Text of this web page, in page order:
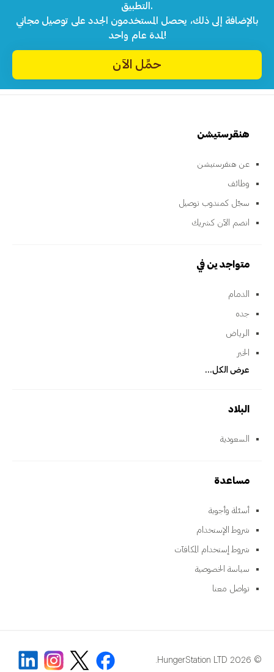
التطبيق.
بالإضافة إلى ذلك، يحصل المستخدمون الجدد على توصيل مجاني
لمدة عام واحد!
حمِّل الآن
هنقرستيشن
عن هنقرستيشن
وظائف
سجّل كمندوب توصيل
انضم الآن كشريك
متواجدين في
الدمام
جده
الرياض
الخبر
عرض الكل...
البلاد
السعودية
مساعدة
أسئلة وأجوبة
شروط الإستخدام
شروط إستخدام المكافآت
سياسة الخصوصية
تواصل معنا
© 2026 HungerStation LTD.